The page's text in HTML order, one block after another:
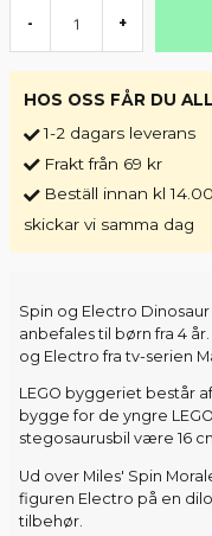
- +
HOS OSS FÅR DU
1-2 dagars leverans
Frakt från 69 kr
Beställ innan kl
skickar vi samma dag
Spin og Electro
anbefales til børn fra 4
og Electro fra tv-serien
LEGO byggeriet består
bygge for de yngre
stegosaurusbil være 16
Ud over Miles' Spin
figuren Electro på en
tilbehør.